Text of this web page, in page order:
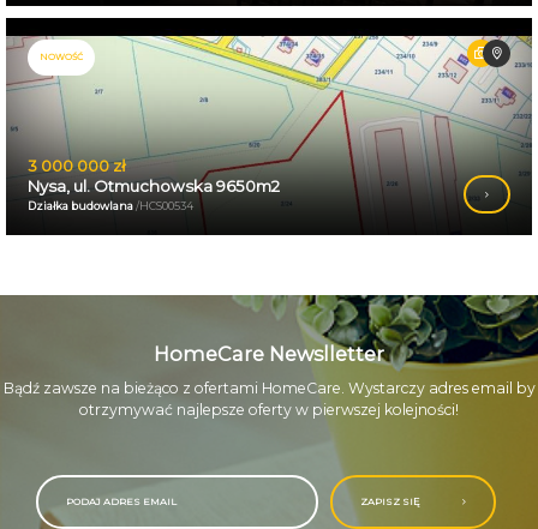
NOWOŚĆ
3 000 000 zł
Nysa, ul. Otmuchowska 9650m2
Działka budowlana/HCS00534
HomeCare Newslletter
Bądź zawsze na bieżąco z ofertami HomeCare. Wystarczy adres email by
otrzymywać najlepsze oferty w pierwszej kolejności!
ZAPISZ SIĘ